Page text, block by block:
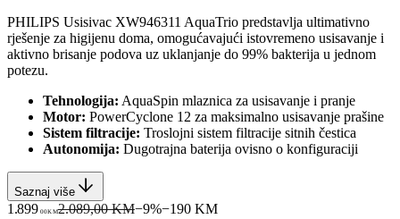
PHILIPS Usisivac XW946311 AquaTrio predstavlja ultimativno
rješenje za higijenu doma, omogućavajući istovremeno usisavanje i
aktivno brisanje podova uz uklanjanje do 99% bakterija u jednom
potezu.
Tehnologija: AquaSpin mlaznica za usisavanje i pranje
Motor: PowerCyclone 12 za maksimalno usisavanje prašine
Sistem filtracije: Troslojni sistem filtracije sitnih čestica
Autonomija: Dugotrajna baterija ovisno o konfiguraciji
Saznaj više
1.899 00KM2.089,00 KM−9%−190KM